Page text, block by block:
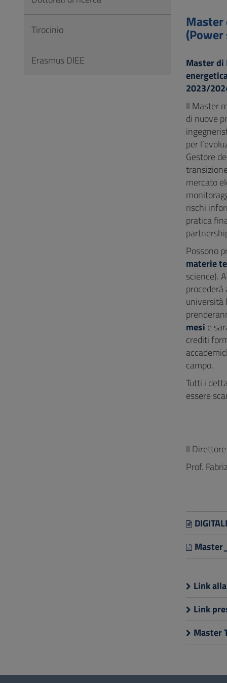
Footer
Master
Master
2023/
Il Master
di nuove
per
Gestore
mercato
rischi
pratica
Possono
materie
science).
università
mesi e
crediti
campo.
Tutti i
essere
Il
Prof.
Link
Link
Master
Tirocinio
Erasmus DIEE